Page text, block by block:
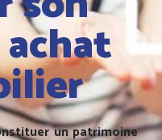
un patrimoine